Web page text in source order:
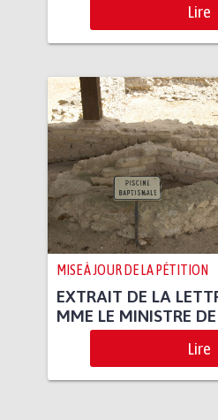
Lire
MISE À JOUR DE LA PÉTITION
EXTRAIT DE LA
MME LE MINISTRE
Lire